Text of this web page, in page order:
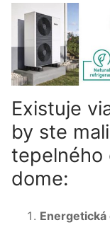
Existuje
by ste
tepelného
dome: